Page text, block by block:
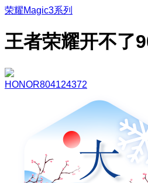
荣耀Magic3系列
王者荣耀开不了
HONOR804124372